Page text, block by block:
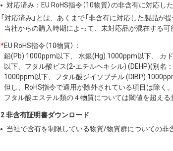
対応済み：EU RoHS指令（10物質）の非含有に対応し
「対応済み」とは、あくまで「非含有に対応した製品
当社からの購入時期によって、未対応品が混在する可
*EU RoHS指令（10物質）：
鉛(Pb) 1000ppm以下、 水銀(Hg) 1000ppm以下、 カ
以下、フタル酸ビス(2-エチルヘキシル) (DEHP)(別名
1000ppm以下、フタル酸ジイソブチル (DIBP)
但し、RoHS指令で適用が除外されている項目は除く。
フタル酸エステル類の４物質については閾値を超え
2 非含有証明書ダウンロード
当社で含有を制限している物質/物質群についての非